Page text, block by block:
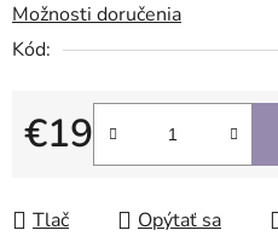
Možnosti doručenia
Kód:
€19
Jednotková cena:
Tlač Opýtať sa